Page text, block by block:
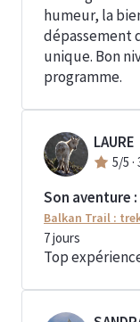
humeur, la
dépassement
unique. Bon
programme.
LAURE
5/5 ·
Son aventure :
Balkan Trail :
7jours
Top